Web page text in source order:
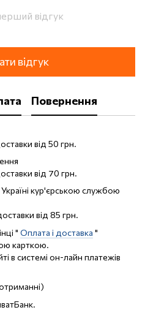
відгук
відгук
Повернення
від 50 грн.
від 70 грн.
кур'єрською службою
від 85 грн.
" Оплата і доставка "
карткою.
в системі он-лайн платежів